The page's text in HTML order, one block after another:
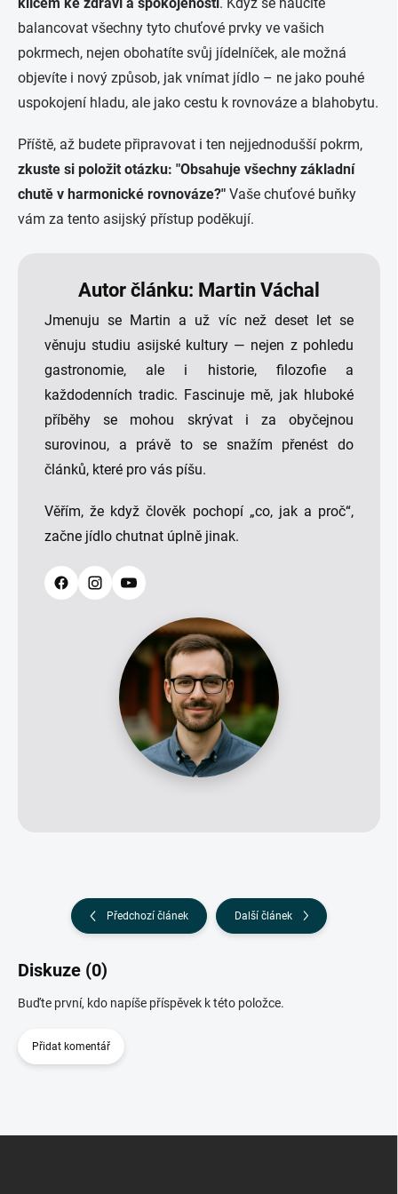
balancovat všechny tyto chuťové prvky ve vašich
pokrmech, nejen obohatíte svůj jídelníček, ale možná
objevíte i nový způsob, jak vnímat jídlo – ne jako pouhé
uspokojení hladu, ale jako cestu k rovnováze a blahobytu.
Příště, až budete připravovat i ten nejjednodušší pokrm,
zkuste si položit otázku: "Obsahuje všechny základní
chutě v harmonické rovnováze?" Vaše chuťové buňky
vám za tento asijský přístup poděkují.
Autor článku: Martin Váchal
Jmenuju se Martin a už víc než deset let se
věnuju studiu asijské kultury — nejen z pohledu
gastronomie, ale i historie, filozofie a
každodenních tradic. Fascinuje mě, jak hluboké
příběhy se mohou skrývat i za obyčejnou
surovinou, a právě to se snažím přenést do
článků, které pro vás píšu.
Věřím, že když člověk pochopí „co, jak a proč“,
začne jídlo chutnat úplně jinak.
Předchozí článek Další článek
Diskuze (0)
Buďte první, kdo napíše příspěvek k této položce.
Přidat komentář